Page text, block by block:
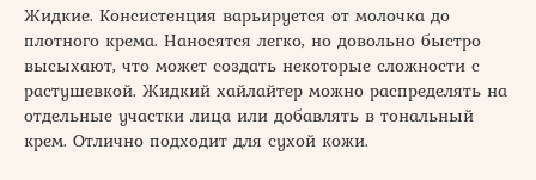
Жидкие. Консистенция варьируется от молочка до
плотного крема. Наносятся легко, но довольно быстро
высыхают, что может создать некоторые сложности с
растушевкой. Жидкий хайлайтер можно распределять на
отдельные участки лица или добавлять в тональный
крем. Отлично подходит для сухой кожи.